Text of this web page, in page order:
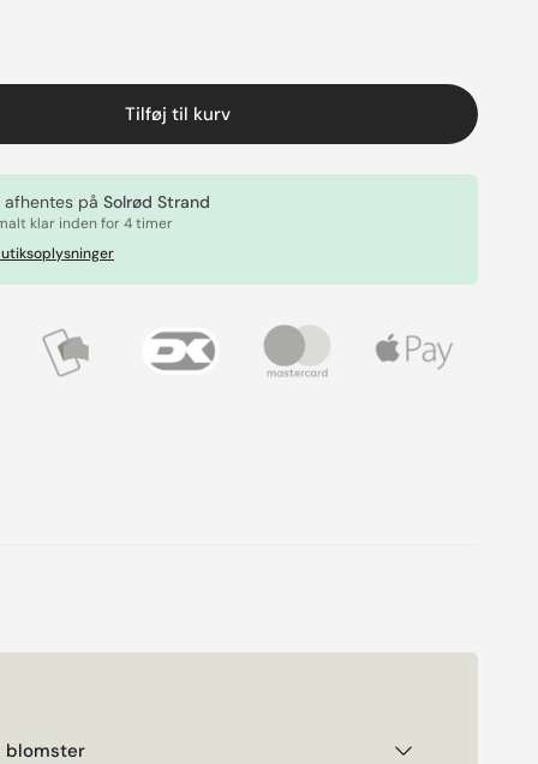
Tilføj til kurv
afhentes påSolrød Strand
klar inden for 4 timer
blomster